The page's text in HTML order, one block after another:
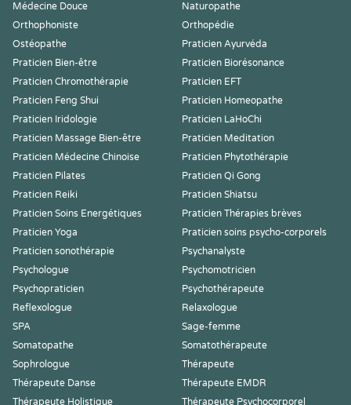
Médecine Douce
Naturopathe
Orthophoniste
Orthopédie
Ostéopathe
Praticien Ayurvéda
Praticien Bien-être
Praticien Biorésonance
Praticien Chromothérapie
Praticien EFT
Praticien Feng Shui
Praticien Homeopathe
Praticien Iridologie
Praticien LaHoChi
Praticien Massage Bien-être
Praticien Meditation
Praticien Médecine Chinoise
Praticien Phytothérapie
Praticien Pilates
Praticien Qi Gong
Praticien Reiki
Praticien Shiatsu
Praticien Soins Energétiques
Praticien Thérapies brèves
Praticien Yoga
Praticien soins psycho-corporels
Praticien sonothérapie
Psychanalyste
Psychologue
Psychomotricien
Psychopraticien
Psychothérapeute
Reflexologue
Relaxologue
SPA
Sage-femme
Somatopathe
Somatothérapeute
Sophrologue
Thérapeute
Thérapeute Danse
Thérapeute EMDR
Thérapeute Holistique
Thérapeute Psychocorporel